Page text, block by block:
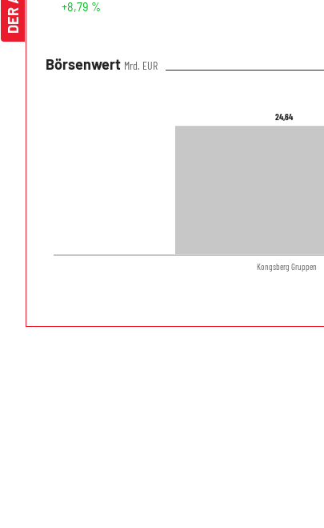
+8,79 %
Börsenwert Mrd. EUR
24,64
24,64
Kongsberg Gruppen